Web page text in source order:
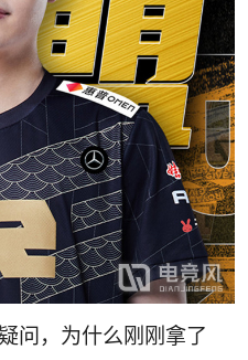
问，为什么刚刚拿了